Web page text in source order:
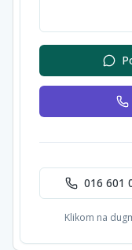
016 601
Klikom na